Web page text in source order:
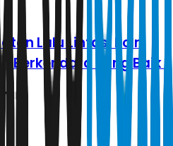
Lalu Lintas, Polri
Berkendara yang Baik